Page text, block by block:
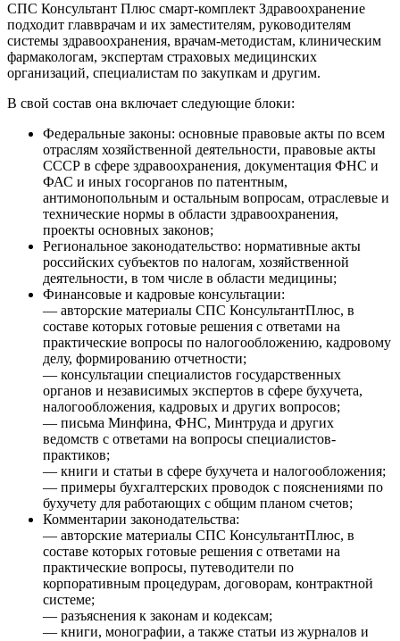
СПС Консультант Плюс смарт-комплект Здравоохранение
подходит главврачам и их заместителям, руководителям
системы здравоохранения, врачам-методистам, клиническим
фармакологам, экспертам страховых медицинских
организаций, специалистам по закупкам и другим.
В свой состав она включает следующие блоки:
Федеральные законы: основные правовые акты по всем
отраслям хозяйственной деятельности, правовые акты
СССР в сфере здравоохранения, документация ФНС и
ФАС и иных госорганов по патентным,
антимонопольным и остальным вопросам, отраслевые и
технические нормы в области здравоохранения,
проекты основных законов;
Региональное законодательство: нормативные акты
российских субъектов по налогам, хозяйственной
деятельности, в том числе в области медицины;
Финансовые и кадровые консультации:
— авторские материалы СПС КонсультантПлюс, в
составе которых готовые решения с ответами на
практические вопросы по налогообложению, кадровому
делу, формированию отчетности;
— консультации специалистов государственных
органов и независимых экспертов в сфере бухучета,
налогообложения, кадровых и других вопросов;
— письма Минфина, ФНС, Минтруда и других
ведомств с ответами на вопросы специалистов-
практиков;
— книги и статьи в сфере бухучета и налогообложения;
— примеры бухгалтерских проводок с пояснениями по
бухучету для работающих с общим планом счетов;
Комментарии законодательства:
— авторские материалы СПС КонсультантПлюс, в
составе которых готовые решения с ответами на
практические вопросы, путеводители по
корпоративным процедурам, договорам, контрактной
системе;
— разъяснения к законам и кодексам;
— книги, монографии, а также статьи из журналов и